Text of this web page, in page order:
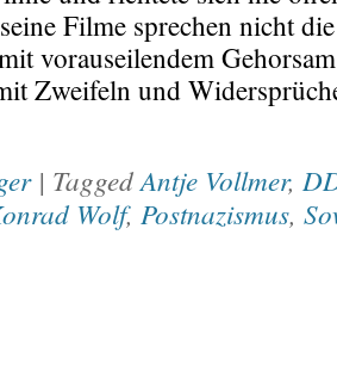
Filme sprechen nicht
vorauseilendem
Zweifeln und
| TaggedAntje Vollmer,
Wolf, Postnazismus,